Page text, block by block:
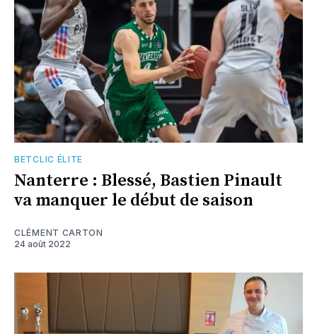
BETCLIC ÉLITE
Nanterre : Blessé, Bastien Pinault
va manquer le début de saison
CLÉMENT CARTON
24 août 2022